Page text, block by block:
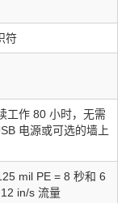
符
工作 80 小时，无需
电源或可选的墙上
mil PE = 8 秒和 6
in/s 流量